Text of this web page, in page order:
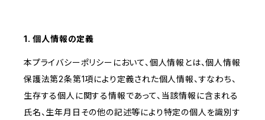
1. 個人情報の定義
本プライバシーポリシーにおいて、個人情報とは、個人情報
保護法第2条第1項により定義された個人情報、すなわち、
生存する個人に関する情報であって、当該情報に含まれる
氏名、生年月日その他の記述等により特定の個人を識別す